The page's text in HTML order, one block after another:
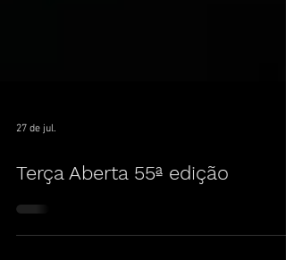
27 de jul.
Terça Aberta 55ª edição